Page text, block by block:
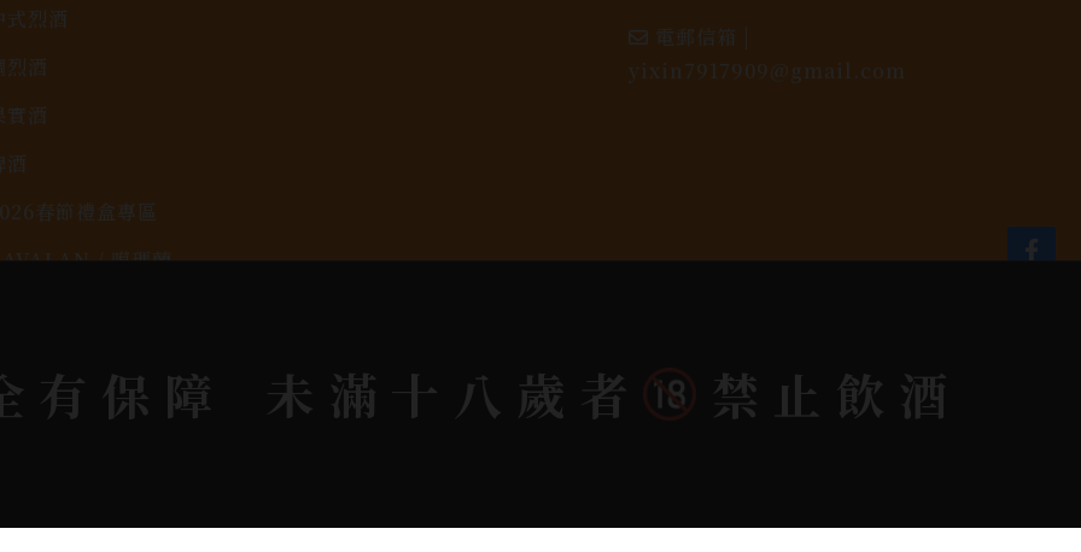
式烈酒
烈酒
實酒
酒
春節禮盒專區
/ 噶瑪蘭
電郵信箱 |
yixin7917909@gmail.com
© 2026.All rights reserved.Designed By Bondlink
有保障 未滿十八歲者 禁止飲酒